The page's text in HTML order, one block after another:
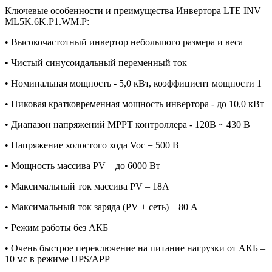
Ключевые особенности и преимущества Инвертора LTE INV
ML5K.6K.P1.WM.P:
• Высокочастотный инвертор небольшого размера и веса
• Чистый синусоидальный переменный ток
• Номинальная мощность - 5,0 кВт, коэффициент мощности 1
• Пиковая кратковременная мощность инвертора - до 10,0 кВт
• Диапазон напряжений MPPT контроллера - 120В ~ 430 В
• Напряжение холостого хода Voc = 500 В
• Мощность массива PV – до 6000 Вт
• Максимальный ток массива PV – 18А
• Максимальный ток заряда (PV + сеть) – 80 А
• Режим работы без АКБ
• Очень быстрое переключение на питание нагрузки от АКБ –
10 мс в режиме UPS/APP